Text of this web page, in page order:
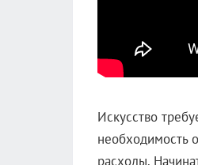
Искусство
необходимость
расходы.